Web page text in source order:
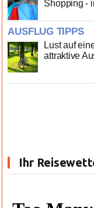
Shopping -
AUSFLUG TIPPS
Lust auf
attraktive
Ihr